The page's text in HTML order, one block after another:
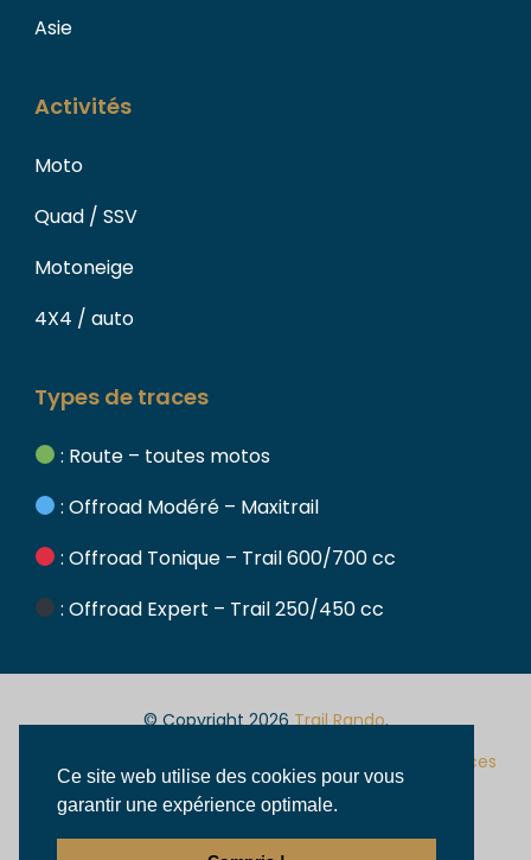
Ce site web utilise des cookies pour vous
garantir une expérience optimale.
Asie
Activités
Moto
Quad / SSV
Motoneige
4X4 / auto
Types de traces
: Route – toutes motos
: Offroad Modéré – Maxitrail
: Offroad Tonique – Trail 600/700 cc
: Offroad Expert – Trail 250/450 cc
© Copyright 2026Trail Rando.
générales de
confidentialité
Assurances